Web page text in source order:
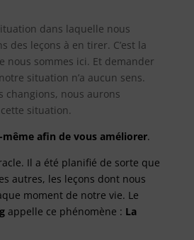
dans laquelle nous
des leçons à en tirer. C’est la
nous sommes ici. Et demander
situation n’a aucun sens.
changions, nous aurons
situation.
même afin de vous améliorer.
Il a été planifié de sorte que
autres, les leçons dont nous
moment de notre vie. Le
appelle ce phénomène : La